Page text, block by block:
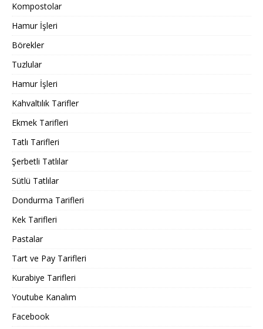
Kompostolar
Hamur İşleri
Börekler
Tuzlular
Hamur İşleri
Kahvaltılık Tarifler
Ekmek Tarifleri
Tatlı Tarifleri
Şerbetli Tatlılar
Sütlü Tatlılar
Dondurma Tarifleri
Kek Tarifleri
Pastalar
Tart ve Pay Tarifleri
Kurabiye Tarifleri
Youtube Kanalım
Facebook